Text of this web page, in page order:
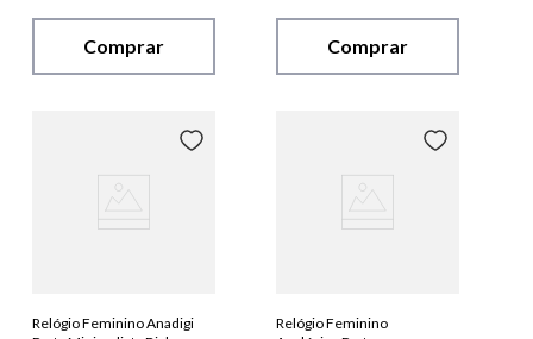
Comprar Comprar
Relógio Feminino Anadigi
Relógio Feminino